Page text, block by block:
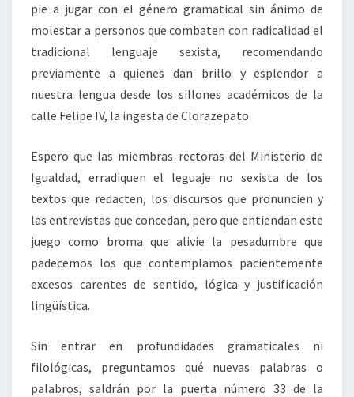
pie a jugar con el género gramatical sin ánimo de
molestar a personos que combaten con radicalidad el
tradicional lenguaje sexista, recomendando
previamente a quienes dan brillo y esplendor a
nuestra lengua desde los sillones académicos de la
calle Felipe IV, la ingesta de Clorazepato.
Espero que las miembras rectoras del Ministerio de
Igualdad, erradiquen el leguaje no sexista de los
textos que redacten, los discursos que pronuncien y
las entrevistas que concedan, pero que entiendan este
juego como broma que alivie la pesadumbre que
padecemos los que contemplamos pacientemente
excesos carentes de sentido, lógica y justificación
lingüística.
Sin entrar en profundidades gramaticales ni
filológicas, preguntamos qué nuevas palabras o
palabros, saldrán por la puerta número 33 de la